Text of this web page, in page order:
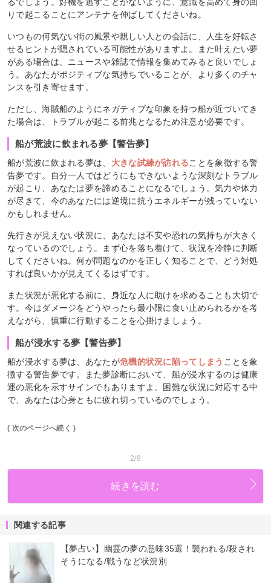
りで起こることにアンテナを伸ばしてくださいね。
いつもの何気ない街の風景や親しい人との会話に、人生を好転さ
せるヒントが隠されている可能性がありますよ。また叶えたい夢
がある場合は、ニュースや雑誌で情報を集めてみると良いでしょ
う。あなたがポジティブな気持ちでいることが、より多くのチャ
ンスを引き寄せます。
ただし、海賊船のようにネガティブな印象を持つ船が近づいてき
た場合は、トラブルが起こる前兆となるため注意が必要です。
船が荒波に飲まれる夢【警告夢】
船が荒波に飲まれる夢は、 大きな試練が訪れることを象徴する警
告夢です。自分一人ではどうにもできないような深刻なトラブル
が起こり、あなたは夢を諦めることになるでしょう。気力や体力
が尽きて、今のあなたには逆境に抗うエネルギーが残っていない
かもしれません。
先行きが見えない状況に、あなたは不安や恐れの気持ちが大きく
なっているのでしょう。まず心を落ち着けて、状況を冷静に判断
してくださいね。何が問題なのかを正しく知ることで、どう対処
すれば良いかが見えてくるはずです。
また状況が悪化する前に、身近な人に助けを求めることも大切で
す。今はダメージをどうやったら最小限に食い止められるかを考
えながら、慎重に行動することを心掛けましょう。
船が浸水する夢【警告夢】
船が浸水する夢は、あなたが危機的状況に陥ってしまう ことを象
徴する警告夢です。また夢診断において、船が浸水するのは健康
運の悪化を示すサインでもありますよ。困難な状況に対応する中
で、あなたは心身ともに疲れ切っているのでしょう。
( 次のページへ続く )
2/9
続きを読む
関連する記事
【夢占い】幽霊の夢の意味35選！襲われる/殺され
そうになる/戦うなど状況別